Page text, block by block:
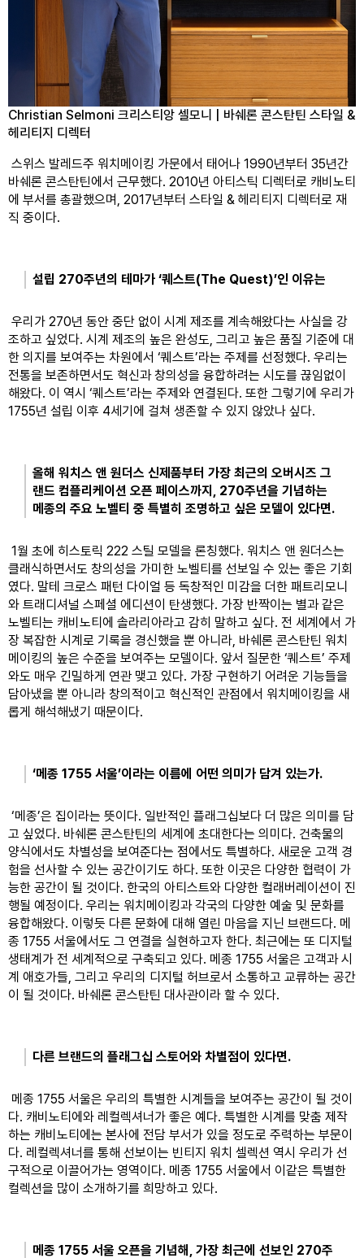
Christian Selmoni 크리스티앙 셀모니 | 바쉐론 콘스탄틴 스타일 &
헤리티지 디렉터
바쉐론 콘스탄틴에서 근무했다. 2010년 아티스틱 디렉터로 캐비노티
에 부서를 총괄했으며, 2017년부터 스타일 & 헤리티지 디렉터로 재
직 중이다.
설립 270주년의 테마가 ‘퀘스트(The Quest)’인 이유는
우리가 270년 동안 중단 없이 시계 제조를 계속해왔다는 사실을 강
조하고 싶었다. 시계 제조의 높은 완성도, 그리고 높은 품질 기준에 대
한 의지를 보여주는 차원에서 ‘퀘스트’라는 주제를 선정했다. 우리는
전통을 보존하면서도 혁신과 창의성을 융합하려는 시도를 끊임없이
해왔다. 이 역시 ‘퀘스트’라는 주제와 연결된다. 또한 그렇기에 우리가
1755년 설립 이후 4세기에 걸쳐 생존할 수 있지 않았나 싶다.
올해 워치스 앤 원더스 신제품부터 가장 최근의 오버시즈 그
랜드 컴플리케이션 오픈 페이스까지, 270주년을 기념하는
메종의 주요 노벨티 중 특별히 조명하고 싶은 모델이 있다면.
클래식하면서도 창의성을 가미한 노벨티를 선보일 수 있는 좋은 기회
였다. 말테 크로스 패턴 다이얼 등 독창적인 미감을 더한 패트리모니
와 트래디셔널 스페셜 에디션이 탄생했다. 가장 반짝이는 별과 같은
노벨티는 캐비노티에 솔라리아라고 감히 말하고 싶다. 전 세계에서 가
장 복잡한 시계로 기록을 경신했을 뿐 아니라, 바쉐론 콘스탄틴 워치
메이킹의 높은 수준을 보여주는 모델이다. 앞서 질문한 ‘퀘스트’ 주제
와도 매우 긴밀하게 연관 맺고 있다. 가장 구현하기 어려운 기능들을
담아냈을 뿐 아니라 창의적이고 혁신적인 관점에서 워치메이킹을 새
롭게 해석해냈기 때문이다.
‘메종 1755 서울’이라는 이름에 어떤 의미가 담겨 있는가.
고 싶었다. 바쉐론 콘스탄틴의 세계에 초대한다는 의미다. 건축물의
양식에서도 차별성을 보여준다는 점에서도 특별하다. 새로운 고객 경
험을 선사할 수 있는 공간이기도 하다. 또한 이곳은 다양한 협력이 가
능한 공간이 될 것이다. 한국의 아티스트와 다양한 컬래버레이션이 진
행될 예정이다. 우리는 워치메이킹과 각국의 다양한 예술 및 문화를
융합해왔다. 이렇듯 다른 문화에 대해 열린 마음을 지닌 브랜드다. 메
종 1755 서울에서도 그 연결을 실현하고자 한다. 최근에는 또 디지털
생태계가 전 세계적으로 구축되고 있다. 메종 1755 서울은 고객과 시
계 애호가들, 그리고 우리의 디지털 허브로서 소통하고 교류하는 공간
이 될 것이다. 바쉐론 콘스탄틴 대사관이라 할 수 있다.
다른 브랜드의 플래그십 스토어와 차별점이 있다면.
다. 캐비노티에와 레컬렉셔너가 좋은 예다. 특별한 시계를 맞춤 제작
하는 캐비노티에는 본사에 전담 부서가 있을 정도로 주력하는 부문이
다. 레컬렉셔너를 통해 선보이는 빈티지 워치 셀렉션 역시 우리가 선
구적으로 이끌어가는 영역이다. 메종 1755 서울에서 이같은 특별한
컬렉션을 많이 소개하기를 희망하고 있다.
메종 1755 서울 오픈을 기념해, 가장 최근에 선보인 270주